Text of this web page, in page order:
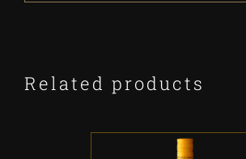
Related products